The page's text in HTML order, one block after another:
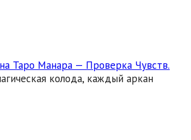
Таро Манара — Проверка Чувств.
колода, каждый аркан